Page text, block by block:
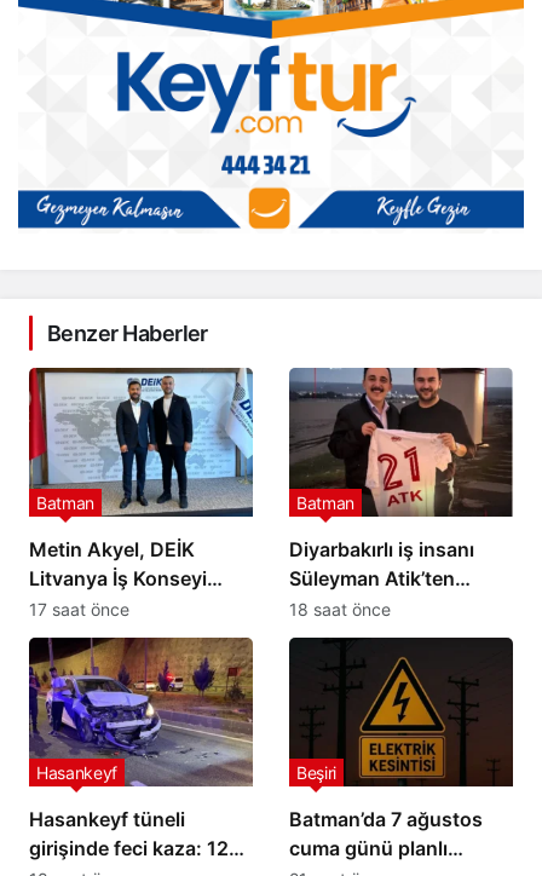
Benzer Haberler
Metin Akyel, DEİK
Litvanya İş Konseyi
Üyeliğine Seçildi
Batman
17 saat önce
Diyarbakırlı iş insanı
Süleyman Atik’ten
Petrolspor’a 2 Milyon TL
destek
Batman
18 saat önce
Hasankeyf tüneli
girişinde feci kaza: 12
Hasankeyf
Batman’da 7 ağustos
cuma günü planlı
Beşiri